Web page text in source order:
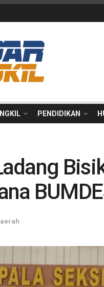
PENDIDIKAN